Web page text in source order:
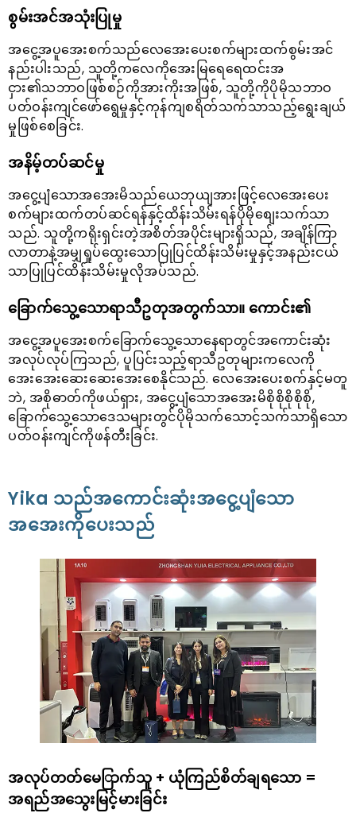
စွမ်းအင်အသုံးပြုမှု
အငွေ့အပူအေးစက်သည်လေအေးပေးစက်များထက်စွမ်းအင်
နည်းပါးသည်, သူတို့ကလေကိုအေးမြရေရေထင်းအ
ငှား၏သဘာဝဖြစ်စဉ်ကိုအားကိုးအဖြစ်, သူတို့ကိုပိုမိုသဘာဝ
ပတ်ဝန်းကျင်ဖော်ရွေမှုနှင့်ကုန်ကျစရိတ်သက်သာသည့်ရွေးချယ်
မှုဖြစ်စေခြင်း.
အနိမ့်တပ်ဆင်မှု
အငွေ့ပျံသောအအေးမိသည်ယေဘုယျအားဖြင့်လေအေးပေး
စက်များထက်တပ်ဆင်ရန်နှင့်ထိန်းသိမ်းရန်ပိုမိုစျေးသက်သာ
သည်. သူတို့ကရိုးရှင်းတဲ့အစိတ်အပိုင်းများရှိသည်, အချိန်ကြာ
လာတာနဲ့အမျှရှုပ်ထွေးသောပြုပြင်ထိန်းသိမ်းမှုနှင့်အနည်းငယ်
သာပြုပြင်ထိန်းသိမ်းမှုလိုအပ်သည်.
ခြောက်သွေ့သောရာသီဥတုအတွက်သာ။ ကောင်း၏
အငွေ့အပူအေးစက်ခြောက်သွေ့သောနေရာတွင်အကောင်းဆုံး
အလုပ်လုပ်ကြသည်, ပူပြင်းသည့်ရာသီဥတုများကလေကို
အေးအေးဆေးဆေးအေးစေနိုင်သည်. လေအေးပေးစက်နှင့်မတူ
ဘဲ, အစိုဓာတ်ကိုဖယ်ရှား, အငွေ့ပျံသောအအေးမိစိုစိုစိုစိုစို,
ခြောက်သွေ့သောဒေသများတွင်ပိုမိုသက်သောင့်သက်သာရှိသော
ပတ်ဝန်းကျင်ကိုဖန်တီးခြင်း.
Yika သည်အကောင်းဆုံးအငွေ့ပျံသော
အအေးကိုပေးသည်
အလုပ်တတ်မေြာက်သူ + ယုံကြည်စိတ်ချရသော =
အရည်အသွေးမြင့်မားခြင်း